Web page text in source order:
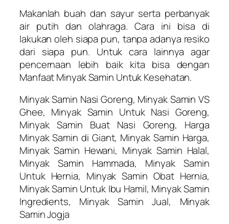
Makanlah buah dan sayur serta perbanyak
air putih dan olahraga. Cara ini bisa di
lakukan oleh siapa pun, tanpa adanya resiko
dari siapa pun. Untuk cara lainnya agar
pencernaan lebih baik kita bisa dengan
Manfaat Minyak Samin Untuk Kesehatan.
Minyak Samin Nasi Goreng, Minyak Samin VS
Ghee, Minyak Samin Untuk Nasi Goreng,
Minyak Samin Buat Nasi Goreng, Harga
Minyak Samin di Giant, Minyak Samin Harga,
Minyak Samin Hewani, Minyak Samin Halal,
Minyak Samin Hammada, Minyak Samin
Untuk Hernia, Minyak Samin Obat Hernia,
Minyak Samin Untuk Ibu Hamil, Minyak Samin
Ingredients, Minyak Samin Jual, Minyak
Samin Jogja